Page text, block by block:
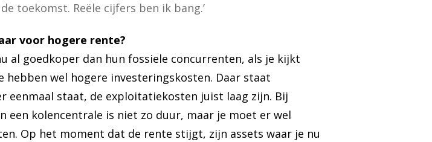
toekomst. Reële cijfers ben ik bang.’
voor hogere rente?
al goedkoper dan hun fossiele concurrenten, als je kijkt
hebben wel hogere investeringskosten. Daar staat
eenmaal staat, de exploitatiekosten juist laag zijn. Bij
een kolencentrale is niet zo duur, maar je moet er wel
Op het moment dat de rente stijgt, zijn assets waar je nu